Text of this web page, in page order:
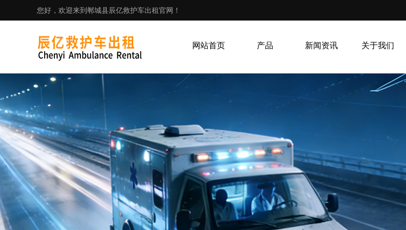
您好，欢迎来到郸城县辰亿救护车出租官网！
网站首页 产品 新闻资讯 关于我们